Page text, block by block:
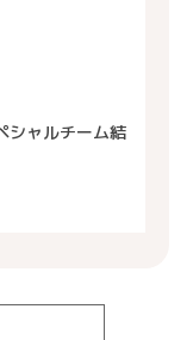
シャルチーム結